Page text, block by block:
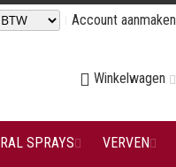
Account aanmaken
Winkelwagen
RAL SPRAYS VERVEN